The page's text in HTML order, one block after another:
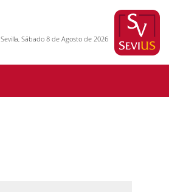
Sevilla, Sábado 8 de Agosto de 2026